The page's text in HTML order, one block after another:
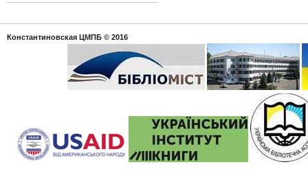
Константиновская ЦМПБ © 2016